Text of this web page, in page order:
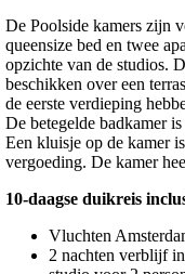
De Poolside kamers zijn
queensize bed en twee
opzichte van de studios.
beschikken over een
de eerste verdieping
De betegelde badkamer
Een kluisje op de kamer
vergoeding. De kamer
10-daagse duikreis
Vluchten
2 nachten verblijf